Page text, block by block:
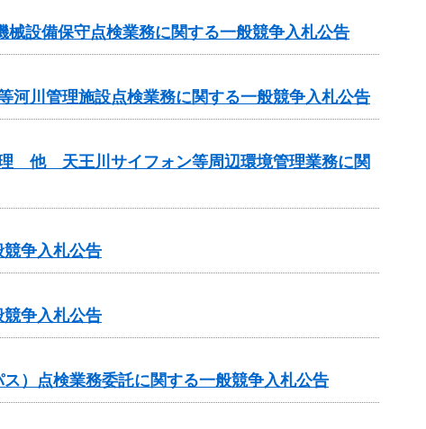
備保守点検業務に関する一般競争入札公告
川管理施設点検業務に関する一般競争入札公告
他 天王川サイフォン等周辺環境管理業務に関
競争入札公告
競争入札公告
）点検業務委託に関する一般競争入札公告